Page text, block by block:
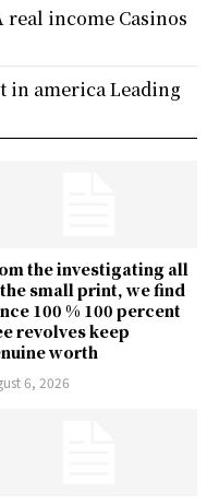
the investigating all
small print, we find
100 % 100 percent
revolves keep
worth
6, 2026
real income Casinos
in america Leading